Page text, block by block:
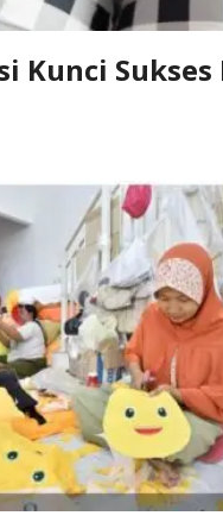
Kunci Sukses